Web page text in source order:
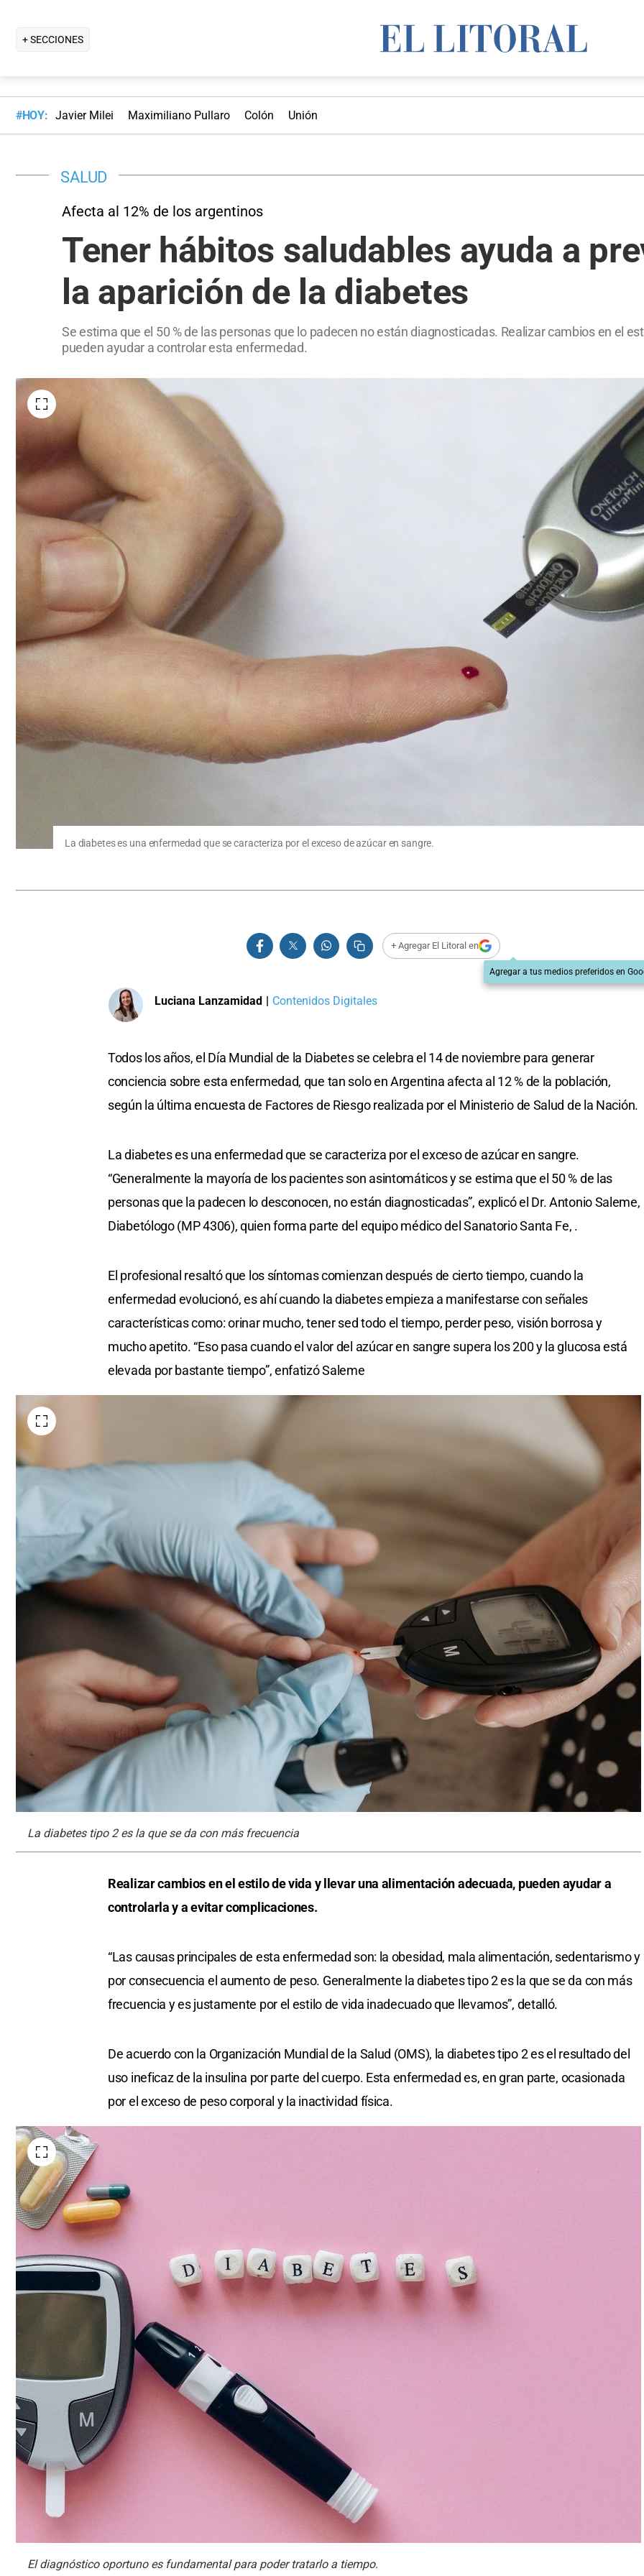
+ SECCIONES
#HOY: Javier Milei Maximiliano Pullaro Colón Unión
SALUD
Afecta al 12% de los argentinos
Tener hábitos saludables ayuda a
la aparición de la diabetes
Se estima que el 50 % de las personas que lo padecen no están diagnosticadas. Realizar cambios en el
pueden ayudar a controlar esta enfermedad.
La diabetes es una enfermedad que se caracteriza por el exceso de azúcar en sangre.
+ Agregar El Litoral en
Agregar a tus medios preferidos en
Luciana Lanzamidad | Contenidos Digitales
Todos los años, el Día Mundial de la Diabetes se celebra el 14 de noviembre para generar
conciencia sobre esta enfermedad, que tan solo en Argentina afecta al 12 % de la población,
según la última encuesta de Factores de Riesgo realizada por el Ministerio de Salud de la Nación.
La diabetes es una enfermedad que se caracteriza por el exceso de azúcar en sangre.
“Generalmente la mayoría de los pacientes son asintomáticos y se estima que el 50 % de las
personas que la padecen lo desconocen, no están diagnosticadas”, explicó el Dr. Antonio Saleme,
Diabetólogo (MP 4306), quien forma parte del equipo médico del Sanatorio Santa Fe, .
El profesional resaltó que los síntomas comienzan después de cierto tiempo, cuando la
enfermedad evolucionó, es ahí cuando la diabetes empieza a manifestarse con señales
características como: orinar mucho, tener sed todo el tiempo, perder peso, visión borrosa y
mucho apetito. “Eso pasa cuando el valor del azúcar en sangre supera los 200 y la glucosa está
elevada por bastante tiempo”, enfatizó Saleme
La diabetes tipo 2 es la que se da con más frecuencia
Realizar cambios en el estilo de vida y llevar una alimentación adecuada, pueden ayudar a
controlarla y a evitar complicaciones.
“Las causas principales de esta enfermedad son: la obesidad, mala alimentación, sedentarismo y
por consecuencia el aumento de peso. Generalmente la diabetes tipo 2 es la que se da con más
frecuencia y es justamente por el estilo de vida inadecuado que llevamos”, detalló.
De acuerdo con la Organización Mundial de la Salud (OMS), la diabetes tipo 2 es el resultado del
uso ineficaz de la insulina por parte del cuerpo. Esta enfermedad es, en gran parte, ocasionada
por el exceso de peso corporal y la inactividad física.
El diagnóstico oportuno es fundamental para poder tratarlo a tiempo.